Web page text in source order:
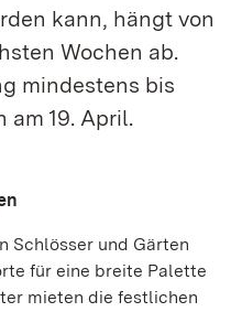
kann, hängt von
Wochen ab.
mindestens bis
am 19. April.
Schlösser und Gärten
für eine breite Palette
mieten die festlichen